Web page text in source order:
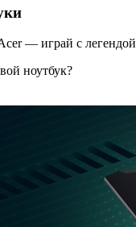
— играй с легендой
ноутбук?